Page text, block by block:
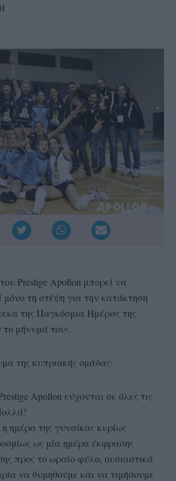
Prestige Apollon μπορεί να
μόνο τη στέψη για την κατάκτηση
της Παγκόσμια Ημέρας της
το μήνυμά τους.
της κυπριακής ομάδας:
Apollon εύχονται σε όλες τις
ημέρα της γυναίκας κυρίως
ως μία ημέρα έκφρασης
προς το ωραίο φύλο, ουσιαστικά
να θυμηθούμε και να τιμήσουμε